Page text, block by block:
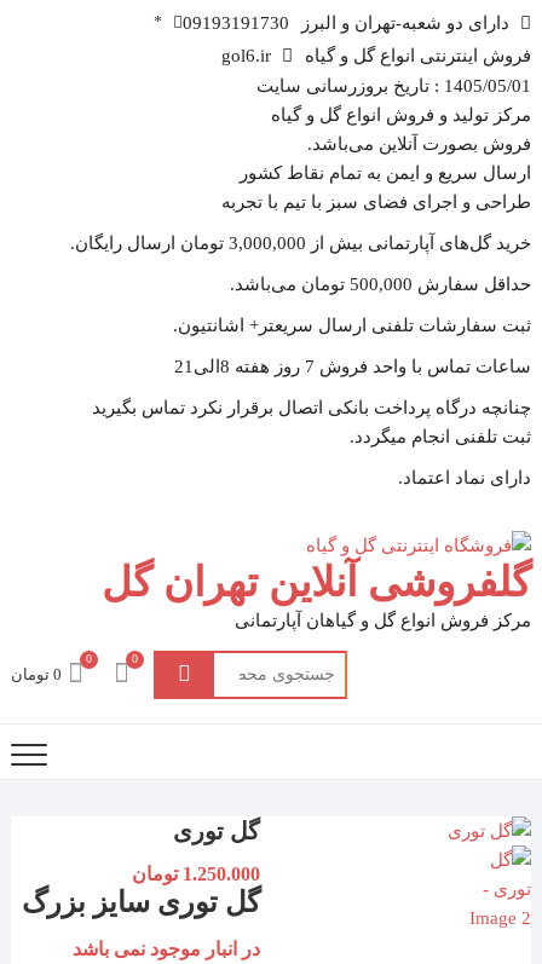
دارای دو شعبه-تهران و البرز *
09193191730
فروش اینترنتی انواع گل و گیاه
1405/05/01 : تاریخ بروزرسانی سایت
مرکز تولید و فروش انواع گل و گیاه
فروش بصورت آنلاین می‌باشد.
ارسال سریع و ایمن به تمام نقاط کشور
طراحی و اجرای فضای سبز با تیم با تجربه
خرید گل‌های آپارتمانی بیش از 3,000,000 تومان ارسال رایگان.
حداقل سفارش 500,000 تومان می‌باشد.
ثبت سفارشات تلفنی ارسال سریعتر+ اشانتیون‌.
ساعات تماس با واحد فروش 7 روز هفته 8الی21
چنانچه درگاه پرداخت بانکی اتصال برقرار نکرد تماس بگیرید
ثبت تلفنی انجام میگردد.
دارای نماد اعتماد.
گلفروشی آنلاین تهران گل
مرکز فروش انواع گل و گیاهان آپارتمانی
جستجو
برای:
0
0 تومان
0
گل توری
1.250.000 تومان
گل توری سایز بزرگ
در انبار موجود نمی باشد